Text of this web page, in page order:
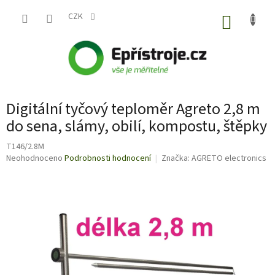
CZK
Digitální tyčový teploměr Agreto 2,8 m
do sena, slámy, obilí, kompostu, štěpky
T146/2.8M
Průměrné
Neohodnoceno Podrobnosti hodnocení Značka: AGRETO electronics